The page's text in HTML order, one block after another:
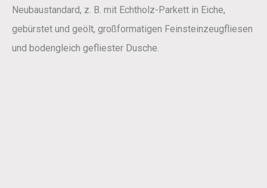
Neubaustandard, z. B. mit Echtholz-Parkett in Eiche,
gebürstet und geölt, großformatigen Feinsteinzeugfliesen
und bodengleich gefliester Dusche.